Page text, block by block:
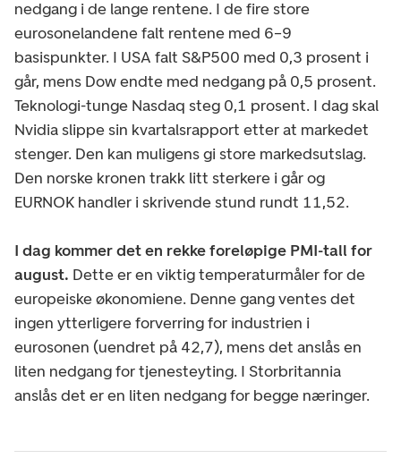
nedgang i de lange rentene. I de fire store
eurosonelandene falt rentene med 6–9
basispunkter. I USA falt S&P500 med 0,3 prosent i
går, mens Dow endte med nedgang på 0,5 prosent.
Teknologi-tunge Nasdaq steg 0,1 prosent. I dag skal
Nvidia slippe sin kvartalsrapport etter at markedet
stenger. Den kan muligens gi store markedsutslag.
Den norske kronen trakk litt sterkere i går og
EURNOK handler i skrivende stund rundt 11,52.
I dag kommer det en rekke foreløpige PMI-tall for
august. Dette er en viktig temperaturmåler for de
europeiske økonomiene. Denne gang ventes det
ingen ytterligere forverring for industrien i
eurosonen (uendret på 42,7), mens det anslås en
liten nedgang for tjenesteyting. I Storbritannia
anslås det er en liten nedgang for begge næringer.